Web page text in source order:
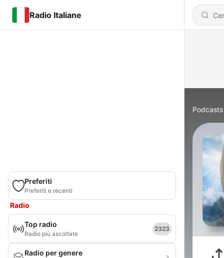
Radio Italiane
Preferiti
Preferiti e recenti
Radio
Top radio
Radio più ascoltate
2323
Radio per genere
Podcasts